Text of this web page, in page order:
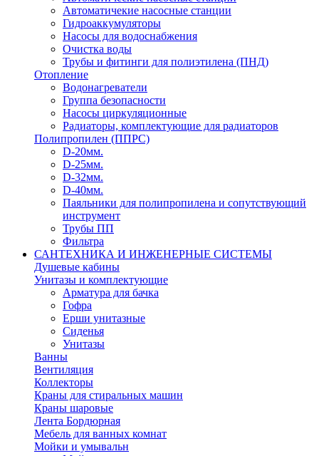
Автоматичекие насосные станции
Гидроаккумуляторы
Насосы для водоснабжения
Очистка воды
Трубы и фитинги для полиэтилена (ПНД)
Отопление
Водонагреватели
Группа безопасности
Насосы циркуляционные
Радиаторы, комплектующие для радиаторов
Полипропилен (ППРС)
D-20мм.
D-25мм.
D-32мм.
D-40мм.
Паяльники для полипропилена и сопутствующий
инструмент
Трубы ПП
Фильтра
САНТЕХНИКА И ИНЖЕНЕРНЫЕ СИСТЕМЫ
Душевые кабины
Унитазы и комплектующие
Арматура для бачка
Гофра
Ерши унитазные
Сиденья
Унитазы
Ванны
Вентиляция
Коллекторы
Краны для стиральных машин
Краны шаровые
Лента Бордюрная
Мебель для ванных комнат
Мойки и умывальн